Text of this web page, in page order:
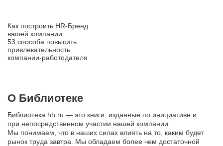
Как построить HR‑Бренд
вашей компании.
53 способа повысить
привлекательность
компании‑работодателя
О Библиотеке
Библиотека hh.ru — это книги, изданные по инициативе и
при непосредственном участии нашей компании.
Мы понимаем, что в наших силах влиять на то, каким будет
рынок труда завтра. Мы обладаем более чем достаточной